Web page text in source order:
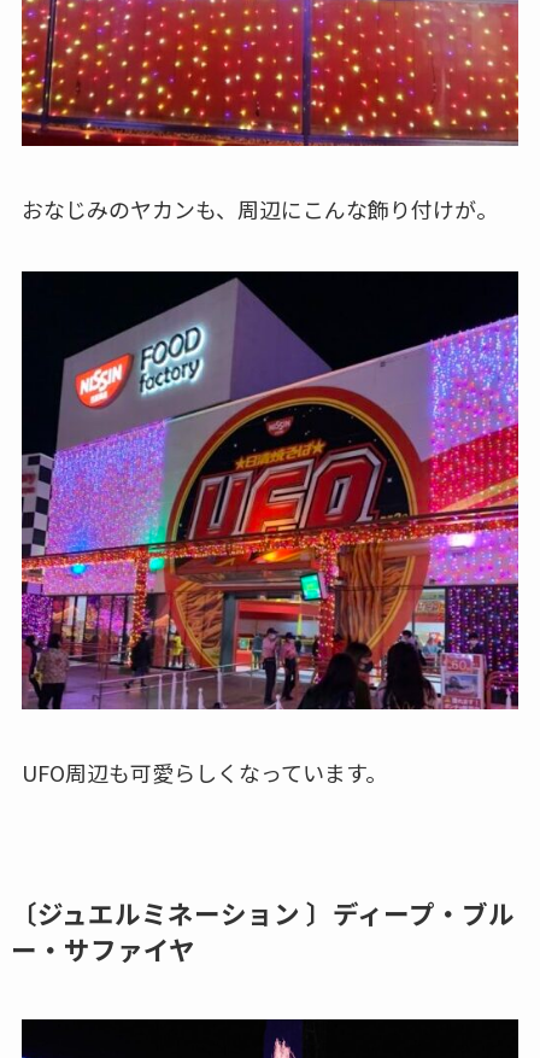
おなじみのヤカンも、周辺にこんな飾り付けが。
UFO周辺も可愛らしくなっています。
〔ジュエルミネーション 〕ディープ・ブル
ー・サファイヤ